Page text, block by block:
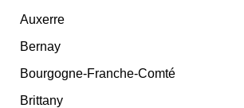
Auxerre
Bernay
Bourgogne-Franche-Comté
Brittany